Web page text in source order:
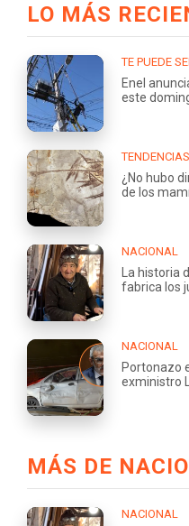
LO MÁS
TE PUEDE
Enel
este
TENDENCIAS
¿No hubo
de los
NACIONAL
La historia
fabrica los
NACIONAL
Portonazo
exministro
MÁS DE
NACIONAL